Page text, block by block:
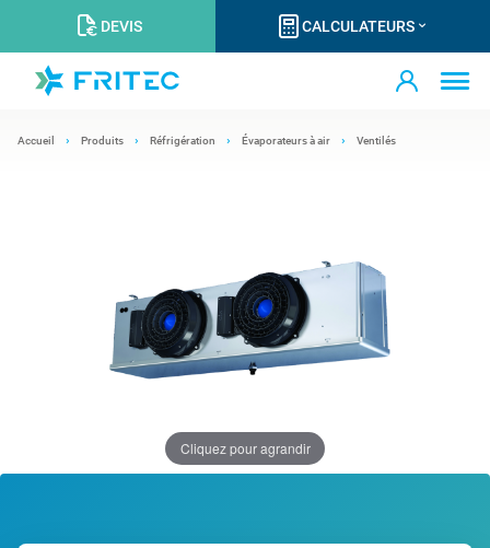
DEVIS CALCULATEURS
Accueil Produits Réfrigération Évaporateurs à air Ventilés
Cliquez pour agrandir